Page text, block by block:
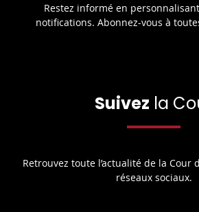
Restez informé en
notifications. Abonnez-vous à
Suivez la
Retrouvez toute l’actualité de la Cour
réseaux sociaux.